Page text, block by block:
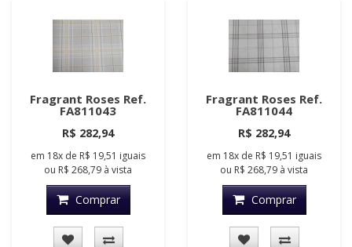
Fragrant Roses Ref.
FA811043
R$ 282,94
em 18x de R$ 19,51 iguais
ou R$ 268,79 à vista
Comprar
Fragrant Roses Ref.
FA811044
R$ 282,94
em 18x de R$ 19,51 iguais
ou R$ 268,79 à vista
Comprar